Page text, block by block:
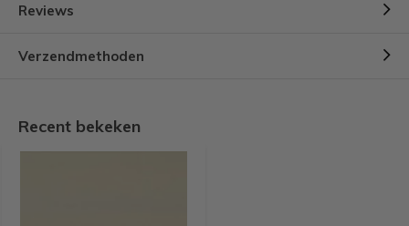
Reviews
Verzendmethoden
Recent bekeken